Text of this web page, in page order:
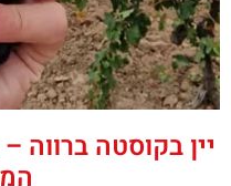
יין בקוסטה ברווה